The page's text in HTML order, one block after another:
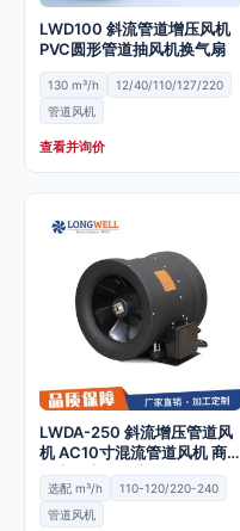
LWD100 斜流管道增压风机
PVC圆形管道抽风机换气扇
130 m³/h
12/40/110/127/220
管道风机
查看并询价
LWDA-250 斜流增压管道风
机 AC10寸混流管道风机 商用
酒店厨房换气扇
选配 m³/h
110-120/220-240
管道风机